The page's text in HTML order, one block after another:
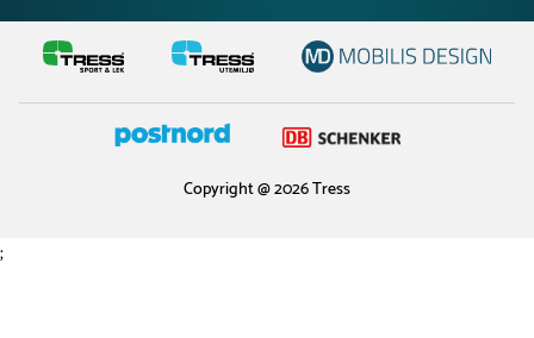
Copyright @ 2026 Tress
;